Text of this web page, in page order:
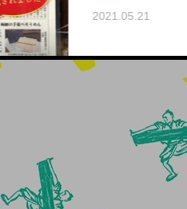
2021.05.21